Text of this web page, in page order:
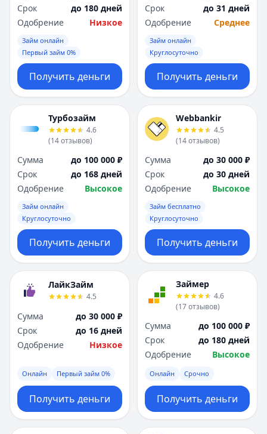
Срок
до 180 дней
Одобрение
Низкое
Займ онлайн
Первый займ 0%
Получить деньги
Срок
до 31 дней
Одобрение
Среднее
Займ онлайн
Круглосуточно
Получить деньги
Турбозайм
4.6
(14отзывов)
Сумма
до 100 000 ₽
Срок
до 168 дней
Одобрение
Высокое
Займ онлайн
Круглосуточно
Получить деньги
Webbankir
4.5
(14отзывов)
Сумма
до 30 000 ₽
Срок
до 30 дней
Одобрение
Высокое
Займ бесплатно
Круглосуточно
Получить деньги
ЛайкЗайм
4.5
Сумма
до 30 000 ₽
Срок
до 16 дней
Одобрение
Низкое
Онлайн Первый займ 0%
Получить деньги
Займер
4.6
(17отзывов)
Сумма
до 100 000 ₽
Срок
до 180 дней
Одобрение
Высокое
Онлайн Срочно
Получить деньги